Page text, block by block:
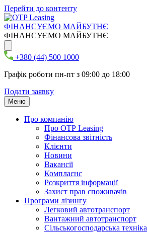
Перейти до контенту
ФІНАНСУЄМО МАЙБУТНЄ
ФІНАНСУЄМО МАЙБУТНЄ
+380 (44) 500 1000
Графік роботи пн-пт з 09:00 до 18:00
Подати заявку
Меню
Про компанію
Про ОТР Leasing
Фінансова звітність
Клієнти
Новини
Вакансії
Комплаєнс
Розкриття інформації
Захист прав споживачів
Програми лізингу
Легковий автотранспорт
Вантажний автотранспорт
Cільськогосподарська техніка